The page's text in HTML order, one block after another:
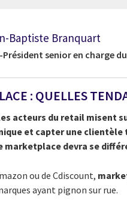
Baptiste Branquart
Président senior en charge
: QUELLES
acteurs du retail misent
et capter une
marketplace devra se
ou de Cdiscount,
ayant pignon sur rue.